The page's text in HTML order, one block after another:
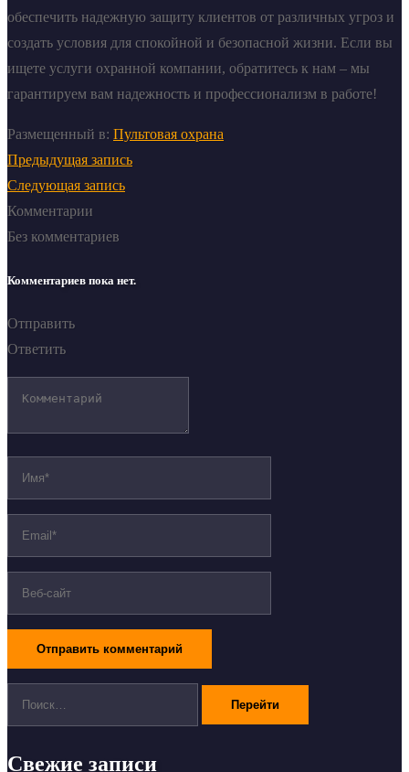
обеспечить надежную защиту клиентов от различных угроз и
создать условия для спокойной и безопасной жизни. Если вы
ищете услуги охранной компании, обратитесь к нам – мы
гарантируем вам надежность и профессионализм в работе!
Размещенный в: Пультовая охрана
Предыдущая запись
Следующая запись
Комментарии
Без комментариев
Комментариев пока нет.
Отправить
Ответить
Свежие записи